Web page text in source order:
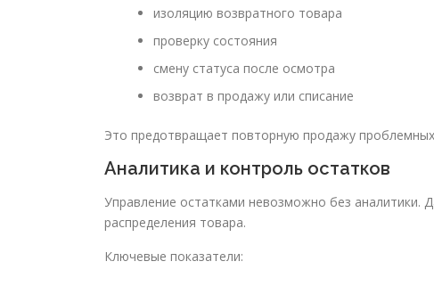
изоляцию возвратного товара
проверку состояния
смену статуса после осмотра
возврат в продажу или списание
Это предотвращает повторную продажу
Аналитика и контроль остатков
Управление остатками невозможно без аналитики.
распределения товара.
Ключевые показатели: